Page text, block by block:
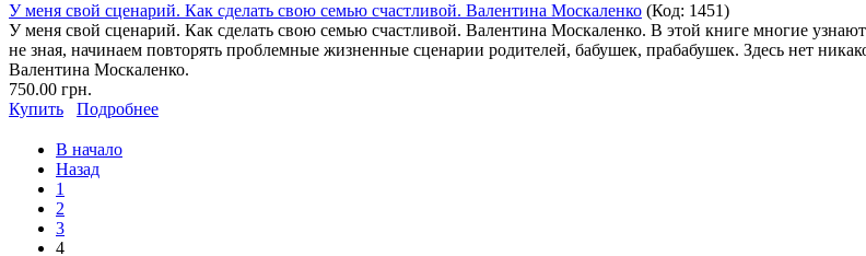
У меня свой сценарий. Как сделать свою семью счастливой. Валентина Москаленко (Код: 1451)
У меня свой сценарий. Как сделать свою семью счастливой. Валентина Москаленко. В этой книге многие
не зная, начинаем повторять проблемные жизненные сценарии родителей, бабушек, прабабушек. Здесь нет
Валентина Москаленко.
750.00 грн.
Купить
Подробнее
В начало
Назад
1
2
3
4